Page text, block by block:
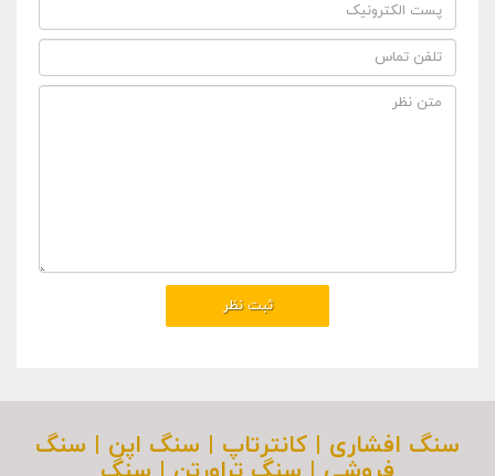
سنگ افشاری | کانترتاپ | سنگ اپن | سنگ